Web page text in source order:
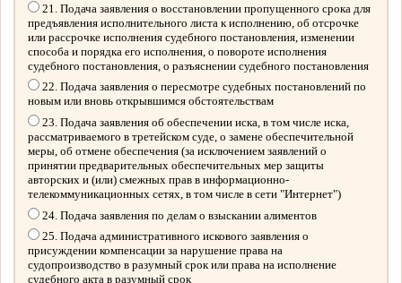
21. Подача заявления о восстановлении пропущенного срока для
предъявления исполнительного листа к исполнению, об отсрочке
или рассрочке исполнения судебного постановления, изменении
способа и порядка его исполнения, о повороте исполнения
судебного постановления, о разъяснении судебного постановления
22. Подача заявления о пересмотре судебных постановлений по
новым или вновь открывшимся обстоятельствам
23. Подача заявления об обеспечении иска, в том числе иска,
рассматриваемого в третейском суде, о замене обеспечительной
меры, об отмене обеспечения (за исключением заявлений о
принятии предварительных обеспечительных мер защиты
авторских и (или) смежных прав в информационно-
телекоммуникационных сетях, в том числе в сети "Интернет")
24. Подача заявления по делам о взыскании алиментов
25. Подача административного искового заявления о
присуждении компенсации за нарушение права на
судопроизводство в разумный срок или права на исполнение
судебного акта в разумный срок